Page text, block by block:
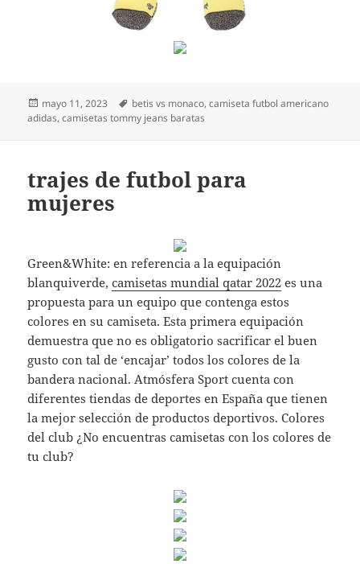
Publicado
el
mayo 11, 2023 Etiquetas
betis vs monaco,camiseta futbol americano
adidas,camisetas tommy jeans baratas
trajes de futbol para
mujeres
Green&White: en referencia a la equipación
blanquiverde,camisetas mundial qatar 2022 es una
propuesta para un equipo que contenga estos
colores en su camiseta. Esta primera equipación
demuestra que no es obligatorio sacrificar el buen
gusto con tal de ‘encajar’ todos los colores de la
bandera nacional. Atmósfera Sport cuenta con
diferentes tiendas de deportes en España que tienen
la mejor selección de productos deportivos. Colores
del club ¿No encuentras camisetas con los colores de
tu club?